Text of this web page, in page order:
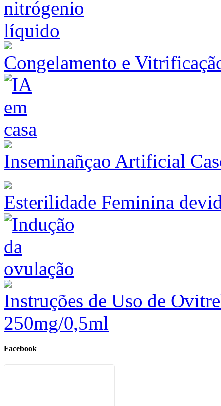
Congelamento e
Inseminañçao Artificial
Esterilidade Feminina
Instruções de Uso de
250mg/0,5ml
Facebook